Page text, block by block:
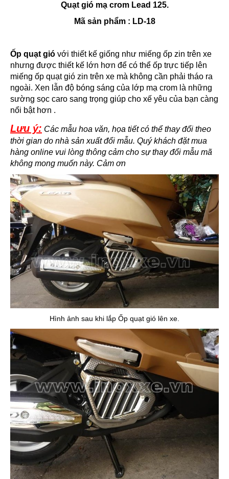
Quạt gió mạ crom Lead 125.
Mã sản phẩm : LD-18
Ốp quạt gió với thiết kế giống như miếng ốp zin trên xe
nhưng được thiết kế lớn hơn để có thể ốp trực tiếp lên
miếng ốp quạt gió zin trên xe mà không cần phải tháo ra
ngoài. Xen lẫn độ bóng sáng của lớp mạ crom là những
sường sọc caro sang trọng giúp cho xế yêu của bạn càng
nổi bật hơn .
Lưu ý: Các mẫu hoa văn, họa tiết có thể thay đổi theo
thời gian do nhà sản xuất đổi mẫu. Quý khách đặt mua
hàng online vui lòng thông cảm cho sự thay đổi mẫu mã
không mong muốn này. Cảm ơn
Hình ảnh sau khi lắp Ốp quạt gió lên xe.